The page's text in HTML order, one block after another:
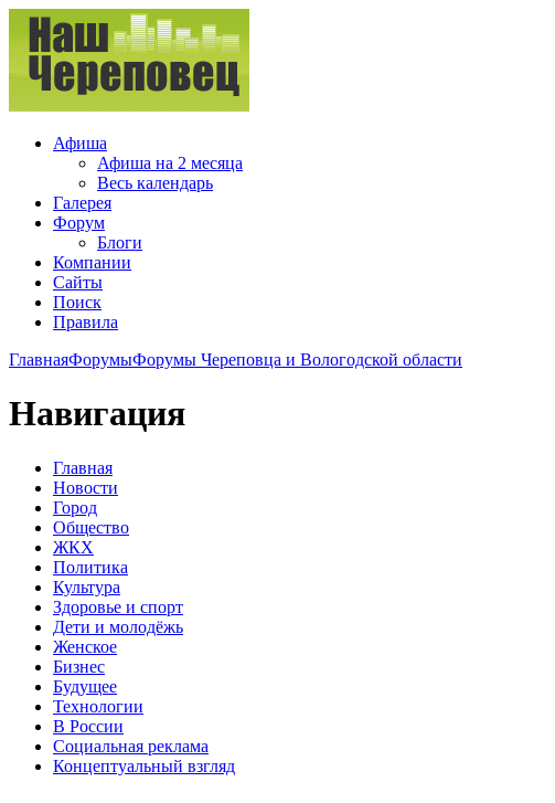
Афиша
Афиша на 2 месяца
Весь календарь
Галерея
Форум
Блоги
Компании
Сайты
Поиск
Правила
ГлавнаяФорумыФорумы Череповца и Вологодской области
Навигация
Главная
Новости
Город
Общество
ЖКХ
Политика
Культура
Здоровье и спорт
Дети и молодёжь
Женское
Бизнес
Будущее
Технологии
В России
Социальная реклама
Концептуальный взгляд